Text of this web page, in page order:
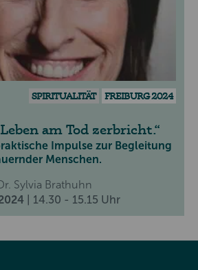
SPIRITUALITÄT FREIBURG 2024
am Tod zerbricht.
Impulse zur Begleitung
Menschen.
Sylvia Brathuhn
| 14.30 - 15.15 Uhr